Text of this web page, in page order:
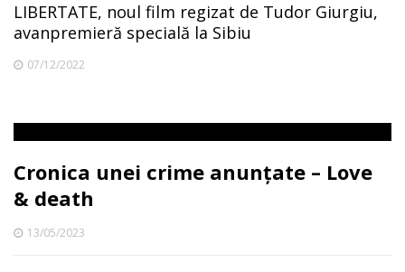
LIBERTATE, noul film regizat de Tudor Giurgiu,
avanpremieră specială la Sibiu
07/12/2022
Cronica unei crime anunțate – Love
& death
13/05/2023